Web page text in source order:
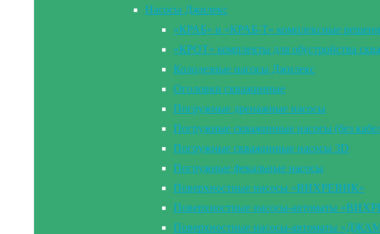
Насосы Джилекс
«КРАБ» и «КРАБ-Т» комплексные
«КРОТ» комплекты для обустройства
Колодезные насосы Джилекс
Оголовки скважинные
Погружные дренажные насосы
Погружные скважинные насосы (без
Погружные скважинные насосы 3D
Погружные фекальные насосы
Поверхностные насосы «ВИХРЕВИК»
Поверхностные насосы-автоматы
Поверхностные насосы-автоматы